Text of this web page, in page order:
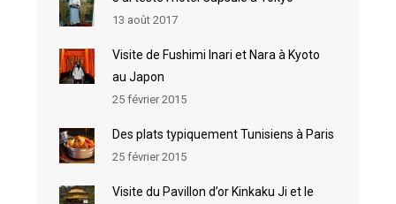
13 août 2017
Visite de Fushimi Inari et Nara à Kyoto
au Japon
25 février 2015
Des plats typiquement Tunisiens à Paris
25 février 2015
Visite du Pavillon d’or Kinkaku Ji et le